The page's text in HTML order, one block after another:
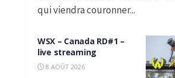
qui viendra couronner...
WSX – Canada RD#1 –
live streaming
8 AOÛT 2026